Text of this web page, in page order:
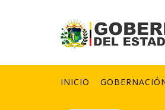
INICIO